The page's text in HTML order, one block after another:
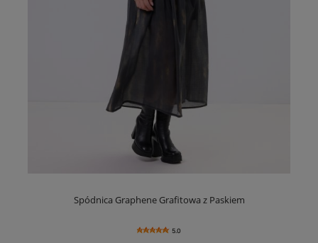
Spódnica Graphene Grafitowa z Paskiem
5.0